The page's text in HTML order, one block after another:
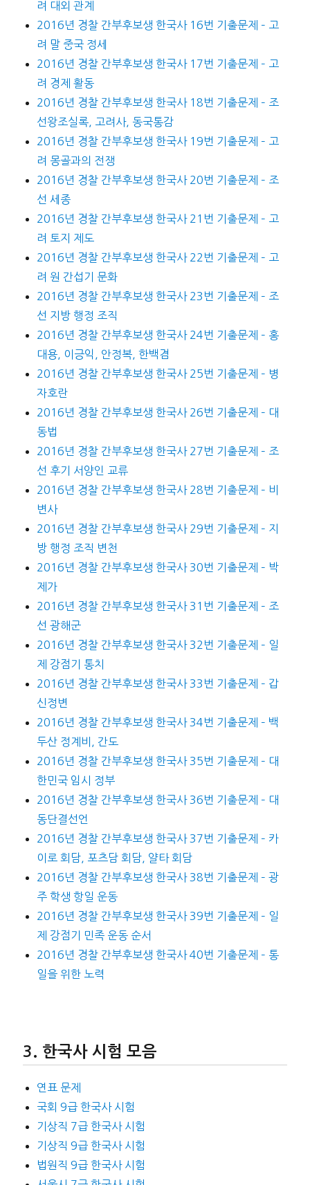
려 대외 관계
2016년 경찰 간부후보생 한국사 16번 기출문제 – 고
려 말 중국 정세
2016년 경찰 간부후보생 한국사 17번 기출문제 – 고
려 경제 활동
2016년 경찰 간부후보생 한국사 18번 기출문제 – 조
선왕조실록, 고려사, 동국통감
2016년 경찰 간부후보생 한국사 19번 기출문제 – 고
려 몽골과의 전쟁
2016년 경찰 간부후보생 한국사 20번 기출문제 – 조
선 세종
2016년 경찰 간부후보생 한국사 21번 기출문제 – 고
려 토지 제도
2016년 경찰 간부후보생 한국사 22번 기출문제 – 고
려 원 간섭기 문화
2016년 경찰 간부후보생 한국사 23번 기출문제 – 조
선 지방 행정 조직
2016년 경찰 간부후보생 한국사 24번 기출문제 – 홍
대용, 이긍익, 안정복, 한백겸
2016년 경찰 간부후보생 한국사 25번 기출문제 – 병
자호란
2016년 경찰 간부후보생 한국사 26번 기출문제 – 대
동법
2016년 경찰 간부후보생 한국사 27번 기출문제 – 조
선 후기 서양인 교류
2016년 경찰 간부후보생 한국사 28번 기출문제 – 비
변사
2016년 경찰 간부후보생 한국사 29번 기출문제 – 지
방 행정 조직 변천
2016년 경찰 간부후보생 한국사 30번 기출문제 – 박
제가
2016년 경찰 간부후보생 한국사 31번 기출문제 – 조
선 광해군
2016년 경찰 간부후보생 한국사 32번 기출문제 – 일
제 강점기 통치
2016년 경찰 간부후보생 한국사 33번 기출문제 – 갑
신정변
2016년 경찰 간부후보생 한국사 34번 기출문제 – 백
두산 정계비, 간도
2016년 경찰 간부후보생 한국사 35번 기출문제 – 대
한민국 임시 정부
2016년 경찰 간부후보생 한국사 36번 기출문제 – 대
동단결선언
2016년 경찰 간부후보생 한국사 37번 기출문제 – 카
이로 회담, 포츠담 회담, 얄타 회담
2016년 경찰 간부후보생 한국사 38번 기출문제 – 광
주 학생 항일 운동
2016년 경찰 간부후보생 한국사 39번 기출문제 – 일
제 강점기 민족 운동 순서
2016년 경찰 간부후보생 한국사 40번 기출문제 – 통
일을 위한 노력
한국사 시험 모음
연표 문제
국회 9급 한국사 시험
기상직 7급 한국사 시험
기상직 9급 한국사 시험
법원직 9급 한국사 시험